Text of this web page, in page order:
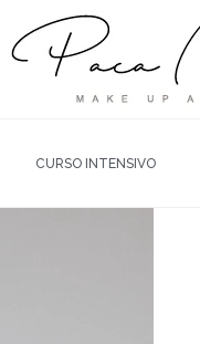
CURSO INTENSIVO